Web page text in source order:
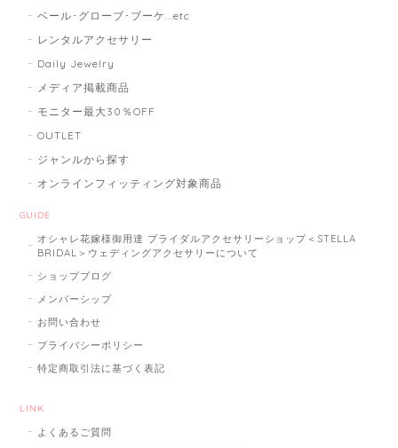
ベール･グローブ･ブーケ...etc
レンタルアクセサリー
Daily Jewelry
メディア掲載商品
モニター最大30％OFF
OUTLET
ジャンルから探す
オンラインフィッティング対象商品
GUIDE
オシャレ花嫁様御用達 ブライダルアクセサリーショップ＜STELLA
BRIDAL＞ウェディングアクセサリーについて
ショップブログ
メンバーシップ
お問い合わせ
プライバシーポリシー
特定商取引法に基づく表記
LINK
よくあるご質問